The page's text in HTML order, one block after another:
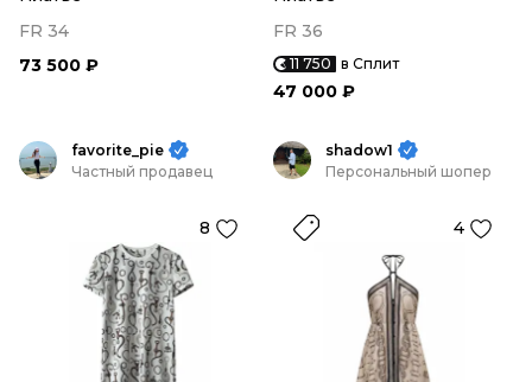
FR 34
73 500 ₽
FR 36
11 750 в Сплит
47 000 ₽
favorite_pie
Частный продавец
8
shadow1
Персональный шопер
4